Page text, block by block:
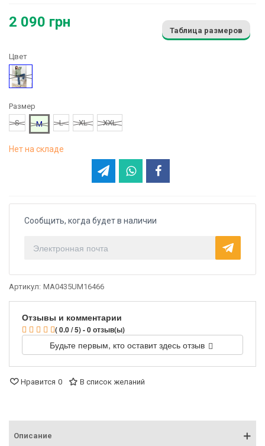
2 090 грн
Таблица размеров
Цвет
Синий
Размер
S
M L XL XXL
Нет на складе
Сообщить, когда будет в наличии
Артикул: MA0435UM16466
Отзывы и комментарии
( 0.0 / 5) - 0 отзыв(ы)
Будьте первым, кто оставит здесь отзыв
Нравится 0 В список желаний
Описание